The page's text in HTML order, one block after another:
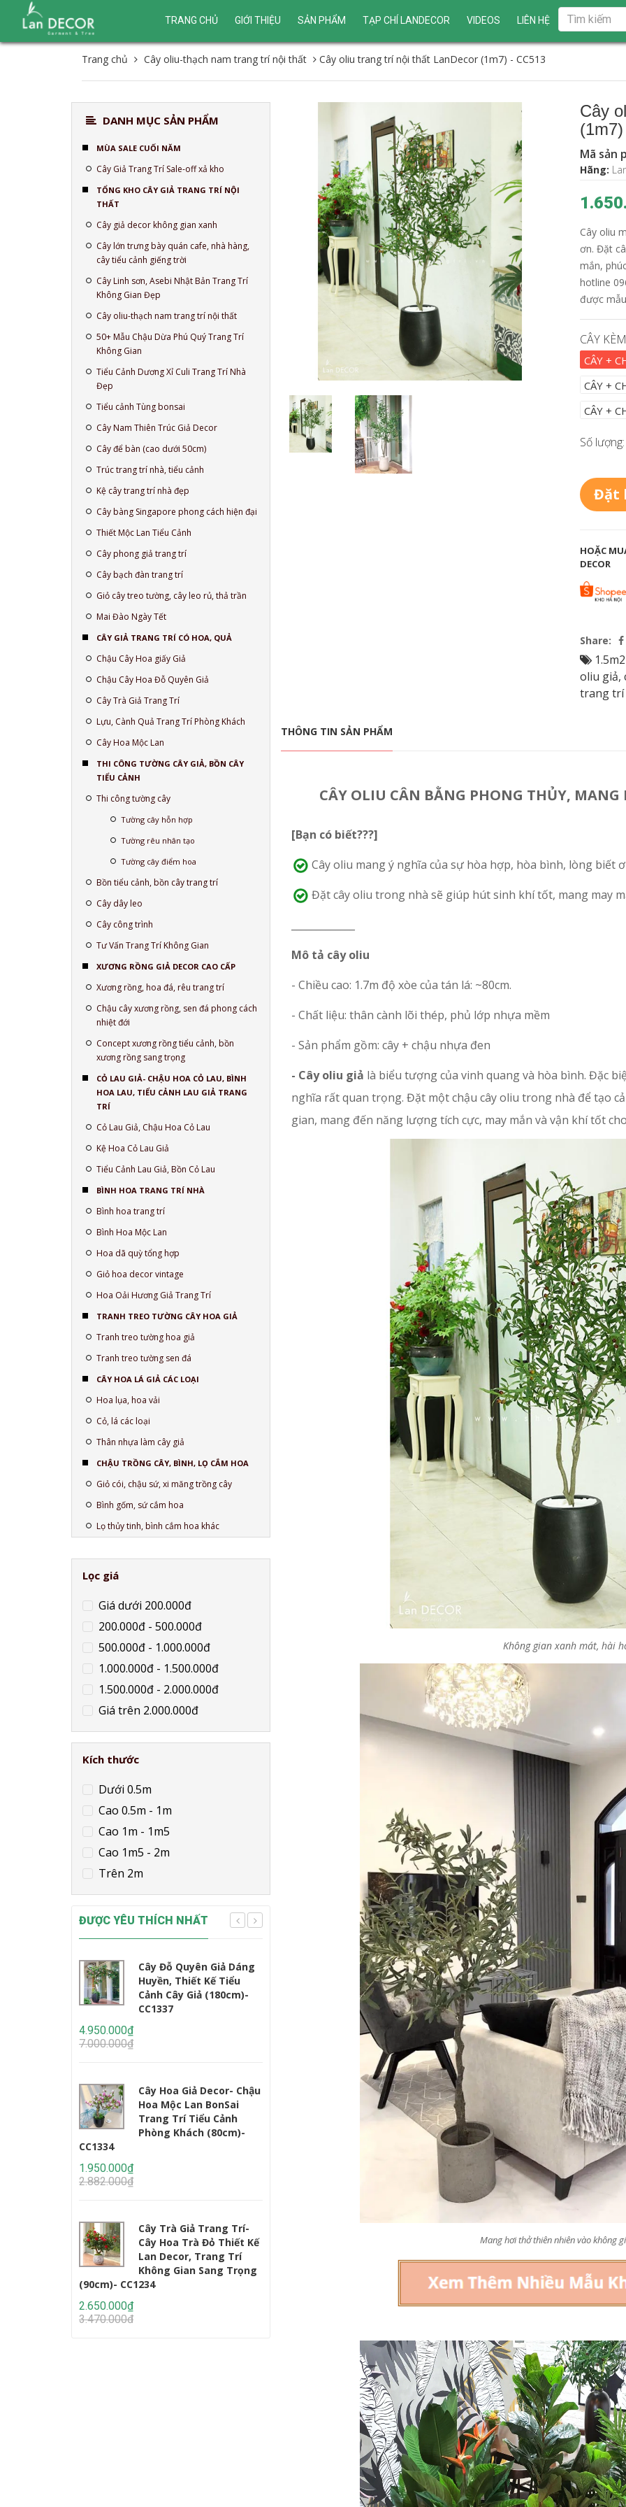
TRANG CHỦ GIỚI THIỆU SẢN PHẨM TẠP CHÍ LANDECOR VIDEOS LIÊN HỆ
Trang chủ Cây oliu-thạch nam trang trí nội thất Cây oliu trang trí nội thất LanDecor (1m7) - CC513
Cây
Mã sản
Hãng:
Cây oliu
ơn. Đặt
mắn,
hotline
được
CÂY
CÂY +
CÂY +
CÂY +
Số lượng:
Đặt
HOẶC
DECOR
Share:
oliu giả,
trang trí
THÔNG TIN SẢN PHẨM
CÂY OLIU CÂN BẰNG PHONG THỦY,
[Bạn có biết???]
Cây oliu mang ý nghĩa của sự hòa hợp, hòa bình, lòng biết
Đặt cây oliu trong nhà sẽ giúp hút sinh khí tốt, mang may
Mô tả cây oliu
- Chiều cao: 1.7m độ xòe của tán lá: ~80cm.
- Chất liệu: thân cành lõi thép, phủ lớp nhựa mềm
- Sản phẩm gồm: cây + chậu nhựa đen
- Cây oliu giả là biểu tượng của vinh quang và hòa bình. Đặc
nghĩa rất quan trọng. Đặt một chậu cây oliu trong nhà để tạo
gian, mang đến năng lượng tích cực, may mắn và vận khí tốt
Không gian xanh mát, hài
Mang hơi thở thiên nhiên vào không
DANH MỤC SẢN PHẨM
MÙA SALE CUỐI NĂM
Cây Giả Trang Trí Sale-off xả kho
TỔNG KHO CÂY GIẢ TRANG TRÍ NỘI
THẤT
Cây giả decor không gian xanh
Cây lớn trưng bày quán cafe, nhà hàng,
cây tiểu cảnh giếng trời
Cây Linh sơn, Asebi Nhật Bản Trang Trí
Không Gian Đẹp
Cây oliu-thạch nam trang trí nội thất
50+ Mẫu Chậu Dừa Phú Quý Trang Trí
Không Gian
Tiểu Cảnh Dương Xỉ Culi Trang Trí Nhà
Đẹp
Tiểu cảnh Tùng bonsai
Cây Nam Thiên Trúc Giả Decor
Cây để bàn (cao dưới 50cm)
Trúc trang trí nhà, tiểu cảnh
Kệ cây trang trí nhà đẹp
Cây bàng Singapore phong cách hiện đại
Thiết Mộc Lan Tiểu Cảnh
Cây phong giả trang trí
Cây bạch đàn trang trí
Giỏ cây treo tường, cây leo rủ, thả trần
Mai Đào Ngày Tết
CÂY GIẢ TRANG TRÍ CÓ HOA, QUẢ
Chậu Cây Hoa giấy Giả
Chậu Cây Hoa Đỗ Quyên Giả
Cây Trà Giả Trang Trí
Lựu, Cành Quả Trang Trí Phòng Khách
Cây Hoa Mộc Lan
THI CÔNG TƯỜNG CÂY GIẢ, BỒN CÂY
TIỂU CẢNH
Thi công tường cây
Tường cây hỗn hợp
Tường rêu nhân tạo
Tường cây điểm hoa
Bồn tiểu cảnh, bồn cây trang trí
Cây dây leo
Cây công trình
Tư Vấn Trang Trí Không Gian
XƯƠNG RỒNG GIẢ DECOR CAO CẤP
Xương rồng, hoa đá, rêu trang trí
Chậu cây xương rồng, sen đá phong cách
nhiệt đới
Concept xương rồng tiểu cảnh, bồn
xương rồng sang trọng
CỎ LAU GIẢ- CHẬU HOA CỎ LAU, BÌNH
HOA LAU, TIỂU CẢNH LAU GIẢ TRANG
TRÍ
Cỏ Lau Giả, Chậu Hoa Cỏ Lau
Kệ Hoa Cỏ Lau Giả
Tiểu Cảnh Lau Giả, Bồn Cỏ Lau
BÌNH HOA TRANG TRÍ NHÀ
Bình hoa trang trí
Bình Hoa Mộc Lan
Hoa dã quỳ tổng hợp
Giỏ hoa decor vintage
Hoa Oải Hương Giả Trang Trí
TRANH TREO TƯỜNG CÂY HOA GIẢ
Tranh treo tường hoa giả
Tranh treo tường sen đá
CÂY HOA LÁ GIẢ CÁC LOẠI
Hoa lụa, hoa vải
Cỏ, lá các loại
Thân nhựa làm cây giả
CHẬU TRỒNG CÂY, BÌNH, LỌ CẮM HOA
Giỏ cói, chậu sứ, xi măng trồng cây
Bình gốm, sứ cắm hoa
Lọ thủy tinh, bình cắm hoa khác
Lọc giá
Giá dưới 200.000đ
200.000đ - 500.000đ
500.000đ - 1.000.000đ
1.000.000đ - 1.500.000đ
1.500.000đ - 2.000.000đ
Giá trên 2.000.000đ
Kích thước
Dưới 0.5m
Cao 0.5m - 1m
Cao 1m - 1m5
Cao 1m5 - 2m
Trên 2m
ĐƯỢC YÊU THÍCH NHẤT
Cây Đỗ Quyên Giả Dáng
Huyền, Thiết Kế Tiểu
Cảnh Cây Giả (180cm)-
CC1337
4.950.000₫
7.000.000₫
Cây Hoa Giả Decor- Chậu
Hoa Mộc Lan BonSai
Trang Trí Tiểu Cảnh
Phòng Khách (80cm)-
CC1334
1.950.000₫
2.882.000₫
Cây Trà Giả Trang Trí-
Cây Hoa Trà Đỏ Thiết Kế
Lan Decor, Trang Trí
Không Gian Sang Trọng
(90cm)- CC1234
2.650.000₫
3.470.000₫
Cây Hoa Decor- Cây Hoa
Trà Giả Thiết Kế Căn Hộ,
Trang Trí Tinh Tế, Màu
Sắc Ấm Cúng (80cm)-
Cây Hoa Giả- Cây Hoa
Mộc Lan Giả Decor Nhà
Thân Gỗ Tự Nhiên, Thiết
Cây Hoa Thiết Kế- Cây
Đỗ Quyên Giả Thiết Kế
Tiểu Cảnh Căn Hộ Đẹp
Tự Nhiên (2m)- CC1174
2.950.000₫
4.647.000₫
Cây Giả Decor- Cây Hoa
Rum Giả Trang Trí Cửa
Hiệu Nổi Bật (140cm)-
1.650.000₫
2.414.000₫
Cây Giả Decor- Cây Lan
Văn Phòng (165cm)-
CC1137
1.990.000₫
2.842.000₫